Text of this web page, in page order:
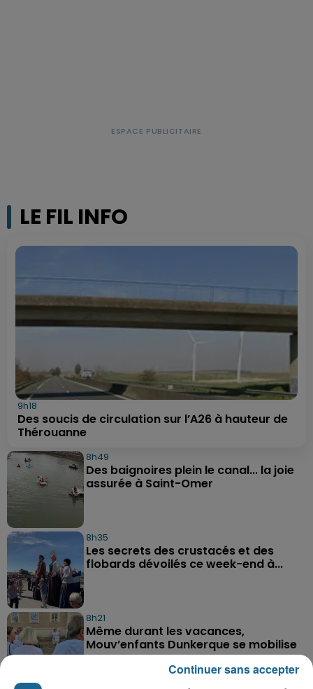
LE FIL INFO
9h18
Des soucis de circulation sur l’A26 à hauteur de
Thérouanne
8h49
Des baignoires plein le canal... la joie
assurée à Saint-Omer
8h35
Les secrets des crustacés et des
flobards dévoilés ce week-end à...
8h21
Même durant les vacances,
Mouv’enfants Dunkerque se mobilise
Continuer sans accepter